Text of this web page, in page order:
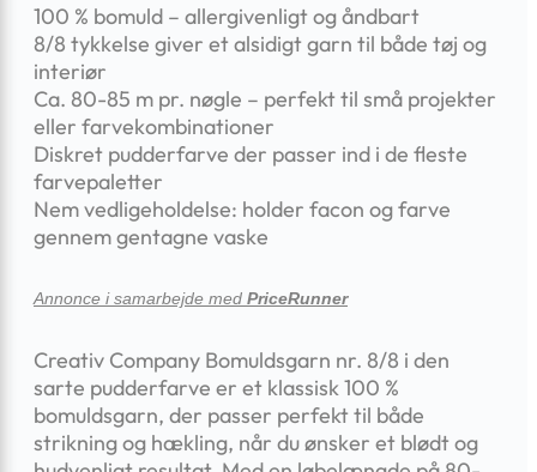
100 % bomuld – allergivenligt og åndbart
8/8 tykkelse giver et alsidigt garn til både tøj og
interiør
Ca. 80-85 m pr. nøgle – perfekt til små projekter
eller farvekombinationer
Diskret pudderfarve der passer ind i de fleste
farvepaletter
Nem vedligeholdelse: holder facon og farve
gennem gentagne vaske
Annonce i samarbejde med PriceRunner
Creativ Company Bomuldsgarn nr. 8/8 i den
sarte pudderfarve er et klassisk 100 %
bomuldsgarn, der passer perfekt til både
strikning og hækling, når du ønsker et blødt og